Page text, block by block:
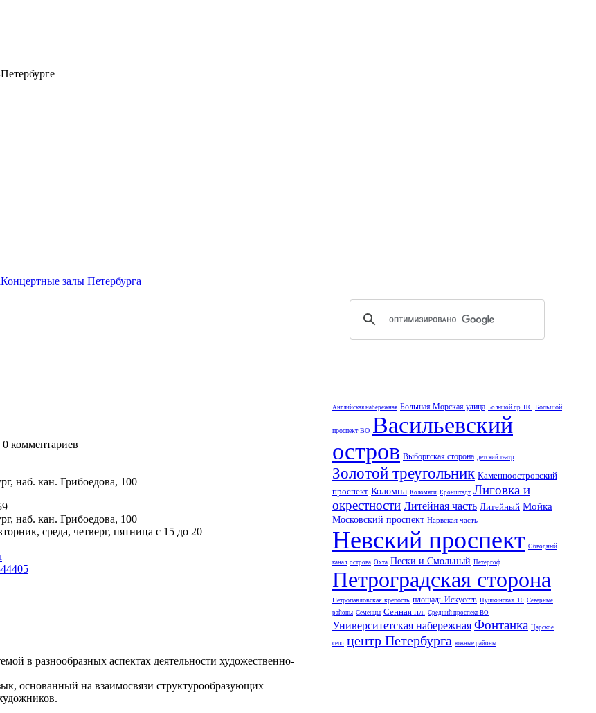
Концертные залы Петербурга
0 комментариев
наб. кан. Грибоедова, 100
наб. кан. Грибоедова, 100
среда, четверг, пятница с 15 до 20
в разнообразных аспектах деятельности художественно-
основанный на взаимосвязи структурообразующих
Английская набережная Большая Морская улица Большой пр. ПС Большой
проспект ВО Васильевский
остров Выборгская сторона детский театр
Золотой треугольник Каменноостровский
проспект Коломна Коломяги Кронштадт Лиговка и
окрестности Литейная часть Литейный Мойка
Московский проспект Нарвская часть
Невский проспект Обводный
канал острова Охта Пески и Смольный Петергоф
Петроградская сторона
Петропавловская крепость площадь Искусств Пушкинская_10 Северные
районы Семенцы Сенная пл. Средний проспект ВО
Университетская набережная Фонтанка Царское
село центр Петербурга южные районы